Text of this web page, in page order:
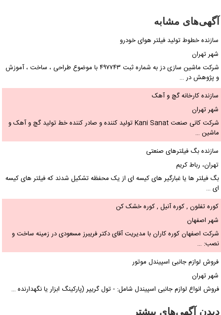
آگهی‌های مشابه
سازنده خطوط تولید فیلتر هوای خودرو
شهر تهران
شرکت ماشین سازی دز به شماره ثبت ۴۹۷۷۴۳ با موضوع طراحی ، ساخت ، آموزش
و پژوهش در …
سازنده کارخانه گچ و آهک
شهر تهران
شرکت کانی صنعت Kani Sanat تولید کننده و صادر کننده خط تولید گچ و آهک و
ماشین …
سازنده بگ فیلترهای صنعتی
تهران، رباط کریم
بگ فیلتر ها یا غبارگیر های کیسه ای از یک محفظه تشکیل شدند که فیلتر های کیسه
ای …
کوره تفلون , کوره آنیل , کوره خشک کن
شهر اصفهان
شرکت اصفهان کوره کاران با مدیریت آقای دکتر فریبرز مسعودی در زمینه ساخت و
نصب: …
فروش لوازم جانبی اسپیندل موتور
شهر تهران
فروش انواع لوازم جانبی اسپیندل شامل: - تول گریپر (پارکینگ ابزار یا نگهدارنده …
دیدن آگهی‌های بیشتر